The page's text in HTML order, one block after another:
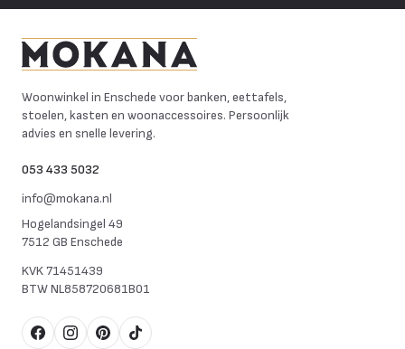
Woonwinkel in Enschede voor banken, eettafels,
stoelen, kasten en woonaccessoires. Persoonlijk
advies en snelle levering.
053 433 5032
info@mokana.nl
Hogelandsingel 49
7512 GB Enschede
KVK71451439
BTWNL858720681B01
FacebookInstagram
Pinterest
TikTok